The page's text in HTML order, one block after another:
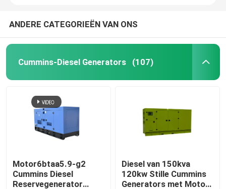
Huis
Video's
ANDERE CATEGORIEËN VAN ONS
Cummins-Diesel Generators (107)
Motor6btaa5.9-g2
Cummins Diesel
Reservegenerator
Diesel van 150kva
120kw Stille Cummins
Generators met Motor